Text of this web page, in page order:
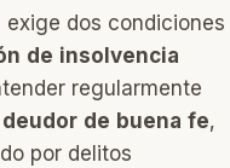
exige dos condiciones
de insolvencia
regularmente
deudor de buena fe,
por delitos